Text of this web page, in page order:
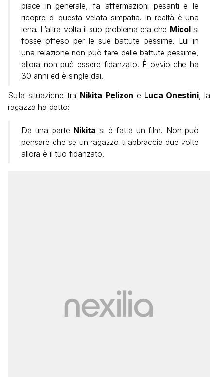
piace in generale, fa affermazioni pesanti e le
ricopre di questa velata simpatia. In realtà è una
iena. L’altra volta il suo problema era che Micolsi
fosse offeso per le sue battute pessime. Lui in
una relazione non può fare delle battute pessime,
allora non può essere fidanzato. È ovvio che ha
30 anni ed è single dai.
Sulla situazione tra Nikita Pelizon e Luca Onestini, la
ragazza ha detto:
Da una parte Nikita si è fatta un film. Non può
pensare che se un ragazzo ti abbraccia due volte
allora è il tuo fidanzato.